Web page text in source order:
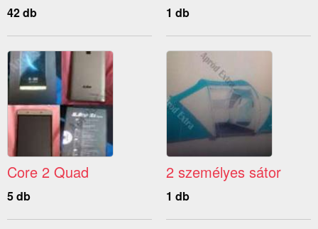
42 db 1 db
Core 2 Quad
5 db
2 személyes sátor
1 db